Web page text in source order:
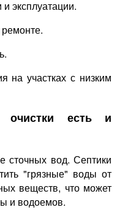
эксплуатации.
на участках с низким
есть и
сточных вод. Септики
"грязные" воды от
веществ, что может
и водоемов.